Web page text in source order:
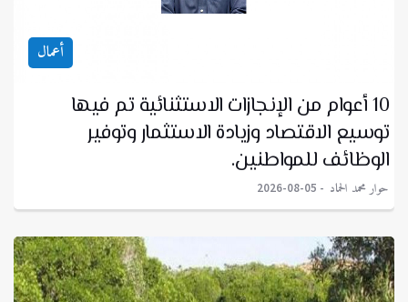
أعمال
10 أعوام من الإنجازات الاستثنائية تم فيها
توسيع الاقتصاد وزيادة الاستثمار وتوفير
الوظائف للمواطنين.
حوار محمد الحماد 2026-08-05